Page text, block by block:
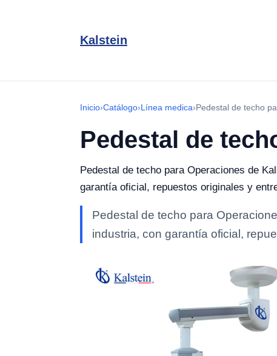
Kalstein
Inicio›Catálogo›Línea medica›Pedestal de techo
Pedestal de
Pedestal de techo para Operaciones de
garantía oficial, repuestos originales y
Pedestal de techo para
industria, con garantía oficial,